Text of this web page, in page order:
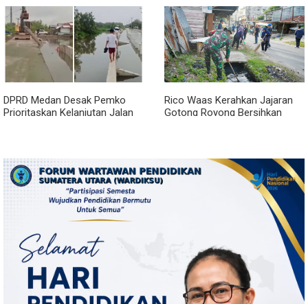
Janji?
DPRD Medan Desak Pemko
Prioritaskan Kelanjutan Jalan
Rico Waas Kerahkan Jajaran
Gotong Royong Bersihkan